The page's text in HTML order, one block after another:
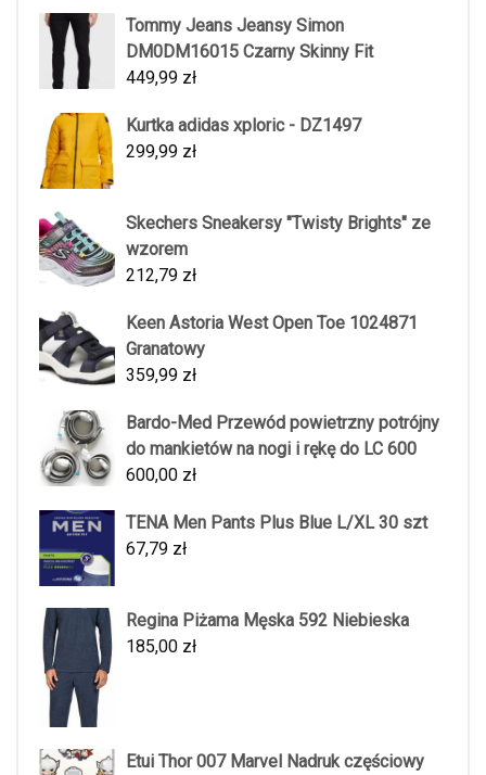
Tommy Jeans Jeansy Simon
DM0DM16015 Czarny Skinny Fit
449,99 zł
Kurtka adidas xploric - DZ1497
299,99 zł
Skechers Sneakersy "Twisty Brights" ze
wzorem
212,79 zł
Keen Astoria West Open Toe 1024871
Granatowy
359,99 zł
Bardo-Med Przewód powietrzny potrójny
do mankietów na nogi i rękę do LC 600
600,00 zł
TENA Men Pants Plus Blue L/XL 30 szt
67,79 zł
Regina Piżama Męska 592 Niebieska
185,00 zł
Etui Thor 007 Marvel Nadruk częściowy